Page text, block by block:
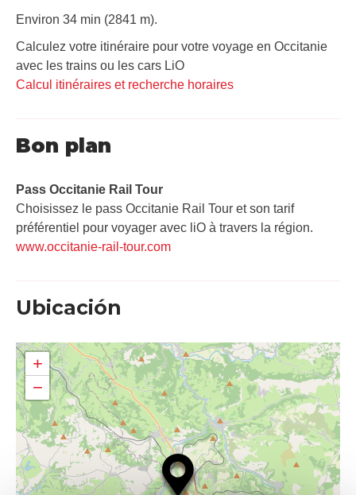
Environ 34 min (2841 m).
Calculez votre itinéraire pour votre voyage en Occitanie
avec les trains ou les cars LiO
Calcul itinéraires et recherche horaires
Bon plan
Pass Occitanie Rail Tour​
Choisissez le pass Occitanie Rail Tour et son tarif
préférentiel pour voyager avec liO à travers la région.
www.occitanie-rail-tour.com
Ubicación
+
−